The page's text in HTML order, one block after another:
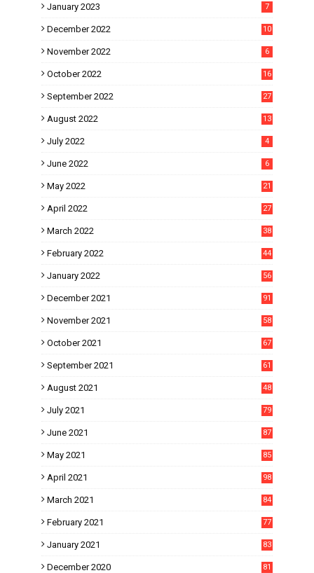
January 2023 7
December 2022 10
November 2022 6
October 2022 16
September 2022 27
August 2022 13
July 2022 4
June 2022 6
May 2022 21
April 2022 27
March 2022 38
February 2022 44
January 2022 56
December 2021 91
November 2021 58
October 2021 67
September 2021 61
August 2021 48
July 2021 79
June 2021 87
May 2021 85
April 2021 98
March 2021 84
February 2021 77
January 2021 83
December 2020 81